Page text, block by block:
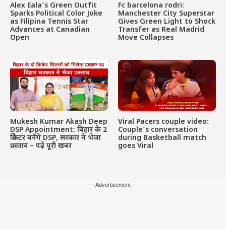
Alex Eala’s Green Outfit
Sparks Political Color Joke
as Filipina Tennis Star
Advances at Canadian
Open
Fc barcelona rodri:
Manchester City Superstar
Gives Green Light to Shock
Transfer as Real Madrid
Move Collapses
Mukesh Kumar Akash Deep
DSP Appointment: बिहार के 2
क्रिकेटर बनेंगे DSP, सरकार ने भेजा
प्रस्ताव – पढ़े पूरी खबर
Viral Pacers couple video:
Couple’s conversation
during Basketball match
goes Viral
---Advertisement---